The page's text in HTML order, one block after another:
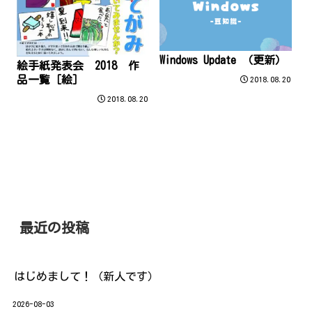
絵手紙発表会 2018 作
品一覧［絵］
2018.08.20
Windows Update （更新）
2018.08.20
最近の投稿
はじめまして！（新人です）
2026-08-03